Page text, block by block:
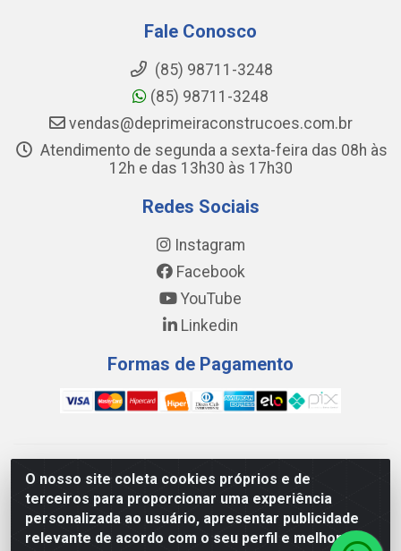
O nosso site coleta cookies próprios e de
terceiros para proporcionar uma experiência
personalizada ao usuário, apresentar publicidade
relevante de acordo com o seu perfil e melhorar a
Fale Conosco
(85) 98711-3248
(85) 98711-3248
vendas@deprimeiraconstrucoes.com.br
Atendimento de segunda a sexta-feira das 08h às
12h e das 13h30 às 17h30
Redes Sociais
Instagram
Facebook
YouTube
Linkedin
Formas de Pagamento
WING DISTRIBUIDORA COMÉRCIO E LOGÍSTICA DE MATERIAL
DE CONSTRUÇÕES LTDA - AV. DA INTEGRAÇÃO, 790 -
PATRÍCIA GOMES, CAUCAIA/CE - CEP 61.604-505 - CNPJ
17.523.384/0001-20